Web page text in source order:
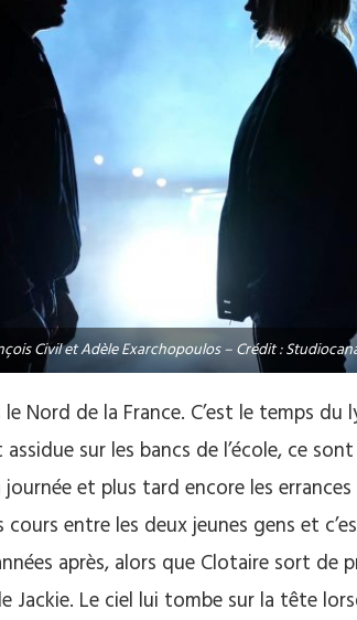
Civil et Adèle Exarchopoulos – Crédit :
Nord de la France. C’est le temps du
sur les bancs de l’école, ce
et plus tard encore les
entre les deux jeunes gens et
après, alors que Clotaire sort de
Le ciel lui tombe sur la tête